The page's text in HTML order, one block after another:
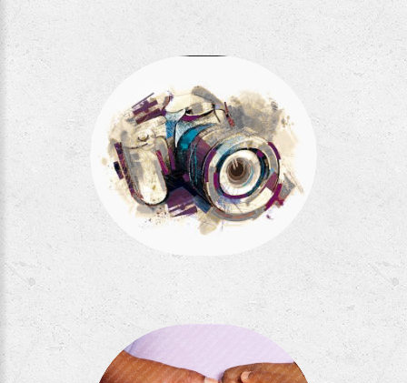
Séance Cler